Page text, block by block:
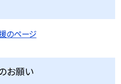
のページ
お願い